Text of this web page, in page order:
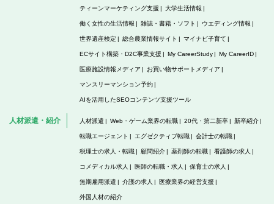
ティーンマーケティング支援 大学生活情報
働く女性の生活情報 雑誌・書籍・ソフト ウエディング情報
世界遺産検定 総合農業情報サイト マイナビ子育て
ECサイト構築・D2C事業支援 My CareerStudy My CareerID
医療施設情報メディア お買い物サポートメディア
マンスリーマンション予約
AIを活用したSEOコンテンツ支援ツール
人材派遣・紹介 人材派遣 Web・ゲーム業界の転職 20代・第二新卒 新卒紹介
転職エージェント エグゼクティブ転職 会計士の転職
税理士の求人・転職 顧問紹介 薬剤師の転職 看護師の求人
コメディカル求人 医師の転職・求人 保育士の求人
無期雇用派遣 介護の求人 医療業界の経営支援
外国人材の紹介